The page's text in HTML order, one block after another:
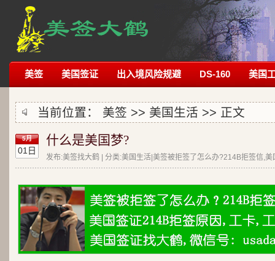
美签 美国签证 出入境风险规避 DS-160 美国
当前位置： 美签 >> 美国生活 >> 正文
5月
01日
什么是美国梦?
发布:美签找大鹤 | 分类:美国生活|美签被拒签了怎么办?214B拒签信,